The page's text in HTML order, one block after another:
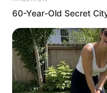
marciela há 13
eu adorei
Juliana há 13
60-Year-Old Secret